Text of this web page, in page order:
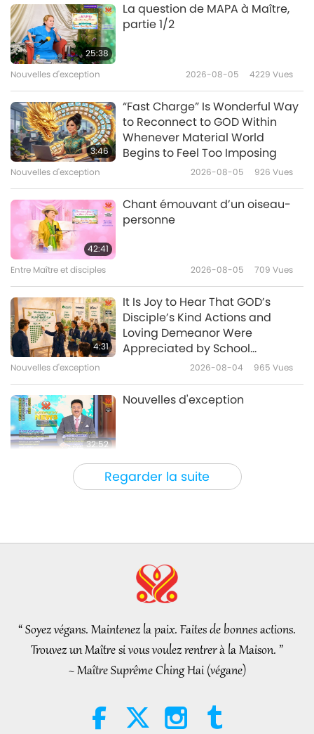
15:43
Alan Turing: An Outstanding
18:04
The Very Special Bright Star in
the Comedy Galaxy - Robin
Williams
18:56
The Genius of Mexico’s
12:33
Japanese Poet Matsuo Basho
and the Eternal Jump of the
Frog
Regarder la suite
25:38
La question de MAPA à Maître,
partie 1/2
Nouvelles d'exception 2026-08-05 4229 Vues
3:46
“Fast Charge” Is Wonderful Way
to Reconnect to GOD Within
Whenever Material World
Begins to Feel Too Imposing
Nouvelles d'exception 2026-08-05 926 Vues
42:41
Chant émouvant d’un oiseau-
personne
Entre Maître et disciples 2026-08-05 709 Vues
4:31
It Is Joy to Hear That GOD’s
Disciple’s Kind Actions and
Loving Demeanor Were
Appreciated by School
Nouvelles d'exception 2026-08-04 965 Vues
32:52
Nouvelles d'exception
Nouvelles d'exception 2026-08-04
19:31
La légende du caïmitier partie
climatique dans le monde, 15e
partie d’une série
“ Soyez végans. Maintenez la paix. Faites de bonnes actions.
Trouvez un Maître si vous voulez rentrer à la Maison. ”
~ Maître Suprême Ching Hai (végane)